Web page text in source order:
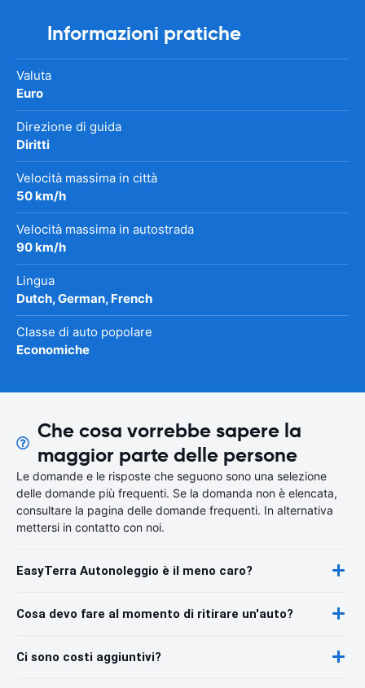
Informazioni pratiche
Valuta
Euro
Direzione di guida
Diritti
Velocità massima in città
50 km/h
Velocità massima in autostrada
90 km/h
Lingua
Dutch, German, French
Classe di auto popolare
Economiche
Che cosa vorrebbe sapere la
maggior parte delle persone
Le domande e le risposte che seguono sono una selezione
delle domande più frequenti. Se la domanda non è elencata,
consultare la pagina delle domande frequenti. In alternativa
mettersi in contatto con noi.
EasyTerra Autonoleggio è il meno caro?
Cosa devo fare al momento di ritirare un'auto?
Ci sono costi aggiuntivi?